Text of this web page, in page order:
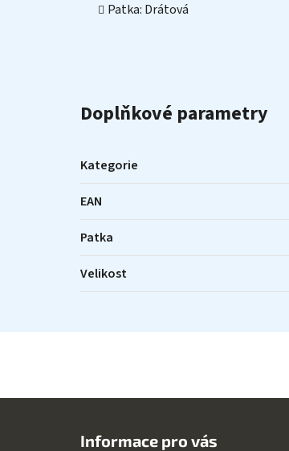
Patka: Drátová
Doplňkové parametry
Kategorie
EAN
Patka
Velikost
Informace pro vás